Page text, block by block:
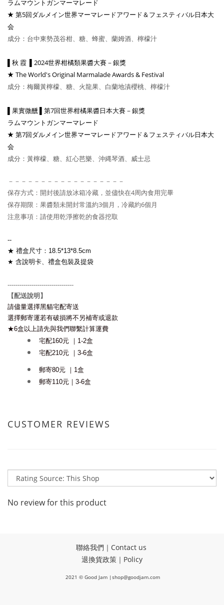
ラムマウントガンマーマレード
★ 第5回ダルメイン世界マーマレードアワード＆フェスティバル日本大
会
成分：台中東勢茂谷柑、糖、蜂蜜、 蘭姆酒、 檸檬汁
▌秋 霞 ▌2024世界柑橘類果醬大賽－銀獎
★ The World's Original Marmalade Awards & Festival
成分：梅爾黃檸檬、糖、火龍果、白蘭地漬櫻桃、 檸檬汁
▌果實微醺 ▌ 第7回世界柑橘果醬日本大賽－銀獎
ラムマウントガンマーマレード
★ 第7回ダルメイン世界マーマレードアワード＆フェスティバル日本大
会
成分：黃檸檬、糖、紅心芭樂、沖縄琴酒、威士忌
－－－－－－－－－－－－－－－－－－
保存方式：開封後請放冰箱冷藏，並儘快在4周內食用完畢
保存期限：果醬類未開封常溫約3個月，冷藏約6個月
注意事項：請使用乾淨擦乾的食器挖取
--
★ 禮盒尺寸：18.5*13*8.5cm
★ 含說明卡、禮盒包裝及提袋
---------------------------------
【配送說明】
請儘量選擇黑貓宅配寄送
選擇郵寄運若有破損將不另補寄或退款
★6盒以上請先與我們聯繫計算運費
宅配160元 ｜1-2盒
宅配210元 ｜3-6盒
郵寄80元 ｜1盒
郵寄110元｜3-6盒
CUSTOMER REVIEWS
No review for this product
聯絡我們｜Contact us
退換貨政策｜Policy
2021 © Good Jam |shop@goodjam.com